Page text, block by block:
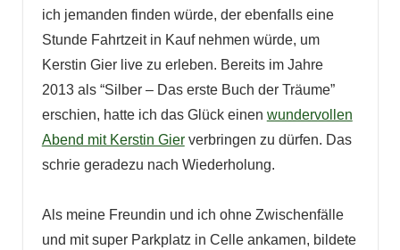
ich jemanden finden würde, der ebenfalls eine
Stunde Fahrtzeit in Kauf nehmen würde, um
Kerstin Gier live zu erleben. Bereits im Jahre
2013 als “Silber – Das erste Buch der Träume”
erschien, hatte ich das Glück einen wundervollen
Abend mit Kerstin Gierverbringen zu dürfen. Das
schrie geradezu nach Wiederholung.
Als meine Freundin und ich ohne Zwischenfälle
und mit super Parkplatz in Celle ankamen, bildete